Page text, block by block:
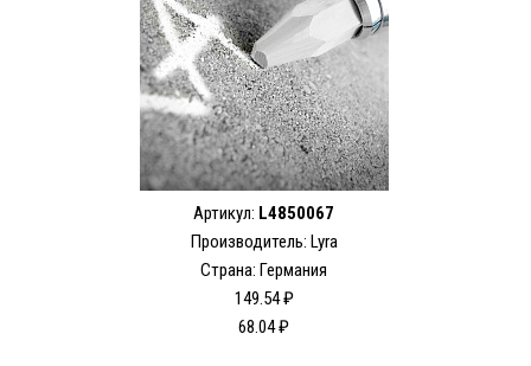
Артикул: L4850067
Производитель: Lyra
Страна: Германия
149.54 ₽
68.04 ₽